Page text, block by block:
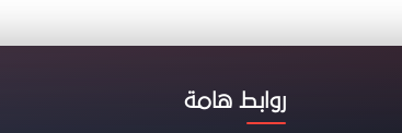
روابط هامة